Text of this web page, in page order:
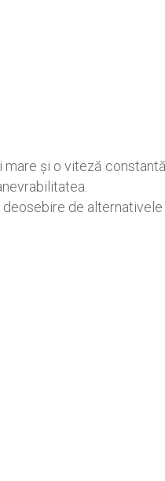
și o viteză
de alternativele